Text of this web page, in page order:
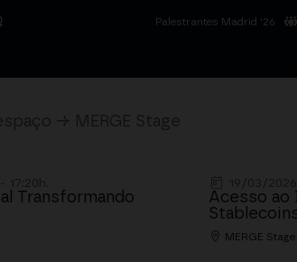
Palestrantes Madrid '26
Transformando
Acesso ao
MERGE Stage